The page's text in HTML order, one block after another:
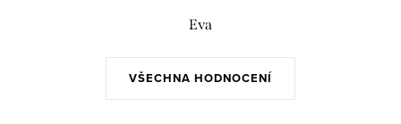
VŠECHNA HODNOCENÍ
Eva